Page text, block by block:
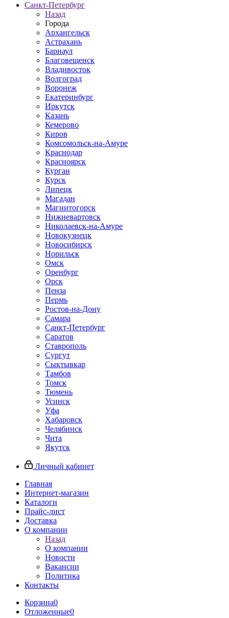
Санкт-Петербург
Назад
Города
Архангельск
Астрахань
Барнаул
Благовещенск
Владивосток
Волгоград
Воронеж
Екатеринбург
Иркутск
Казань
Кемерово
Киров
Комсомольск-на-Амуре
Краснодар
Красноярск
Курган
Курск
Липецк
Магадан
Магнитогорск
Нижневартовск
Николаевск-на-Амуре
Новокузнецк
Новосибирск
Норильск
Омск
Оренбург
Орск
Пенза
Пермь
Ростов-на-Дону
Самара
Санкт-Петербург
Саратов
Ставрополь
Сургут
Сыктывкар
Тамбов
Томск
Тюмень
Усинск
Уфа
Хабаровск
Челябинск
Чита
Якутск
Личный кабинет
Главная
Интернет-магазин
Каталоги
Прайс-лист
Доставка
О компании
Назад
О компании
Новости
Вакансии
Политика
Контакты
Корзина0
Отложенные0